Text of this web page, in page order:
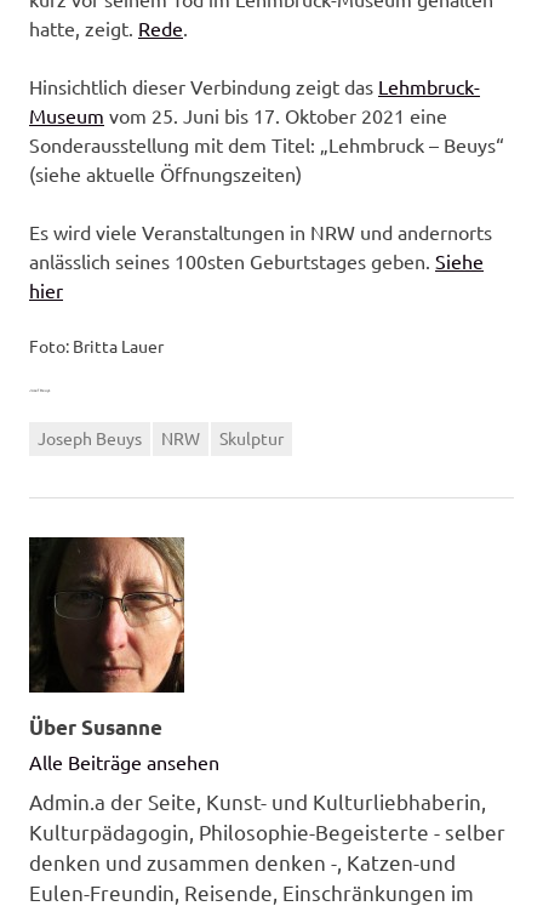
hatte, zeigt. Rede
Hinsichtlich dieser Verbindung zeigt das Lehmbruck-
Museum vom 25. Juni bis 17. Oktober 2021 eine
Sonderausstellung mit dem Titel: „Lehmbruck – Beuys“
(siehe aktuelle Öffnungszeiten)
Es wird viele Veranstaltungen in NRW und andernorts
anlässlich seines 100sten Geburtstages geben. Siehe
hier
Foto: Britta Lauer
Josef Beuys
Joseph Beuys NRW Skulptur
ÜberSusanne
Alle Beiträge ansehen
Admin.a der Seite, Kunst- und Kulturliebhaberin,
Kulturpädagogin, Philosophie-Begeisterte - selber
denken und zusammen denken -, Katzen-und
Eulen-Freundin, Reisende, Einschränkungen im